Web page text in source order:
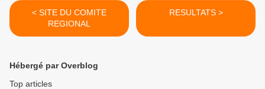
< SITE DU COMITE
REGIONAL
RESULTATS >
Hébergé par Overblog
Top articles